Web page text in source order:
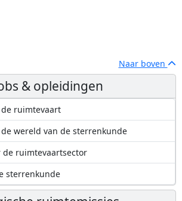
Naar boven
& opleidingen
ruimtevaart
wereld van de sterrenkunde
ruimtevaartsector
sterrenkunde